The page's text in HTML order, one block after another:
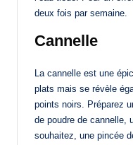
deux fois par semaine.
Cannelle
La cannelle est une
plats mais se révèle
points noirs. Préparez
de poudre de cannelle,
souhaitez, une pincée